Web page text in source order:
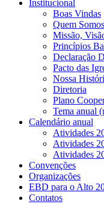
Institucional
Boas Vindas
Quem Somos
Missão,
Princípios
Declaração
Pacto das
Nossa
Diretoria
Plano
Tema anual
Calendário anual
Atividades
Atividades
Atividades
Convenções
Organizações
EBD para o Alto
Contatos